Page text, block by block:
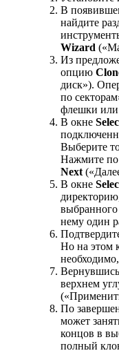
В
найдите
Wizard
Из
опцию
диск»).
по
флешки или
В окне
Выберите
Нажмите по
Next
В окне
нему один
Но на этом
верхнем
По
может
концов в
полный